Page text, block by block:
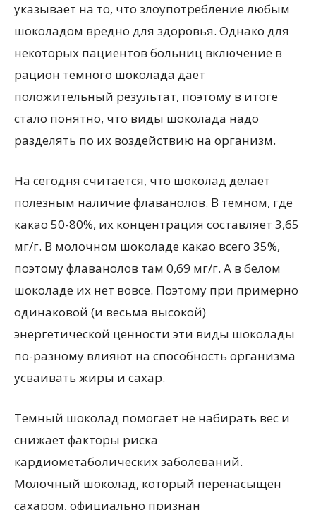
указывает на то, что злоупотребление любым
шоколадом вредно для здоровья. Однако для
некоторых пациентов больниц включение в
рацион темного шоколада дает
положительный результат, поэтому в итоге
стало понятно, что виды шоколада надо
разделять по их воздействию на организм.
На сегодня считается, что шоколад делает
полезным наличие флаванолов. В темном, где
какао 50-80%, их концентрация составляет 3,65
мг/г. В молочном шоколаде какао всего 35%,
поэтому флаванолов там 0,69 мг/г. А в белом
шоколаде их нет вовсе. Поэтому при примерно
одинаковой (и весьма высокой)
энергетической ценности эти виды шоколады
по-разному влияют на способность организма
усваивать жиры и сахар.
Темный шоколад помогает не набирать вес и
снижает факторы риска
кардиометаболических заболеваний.
Молочный шоколад, который перенасыщен
сахаром, официально признан